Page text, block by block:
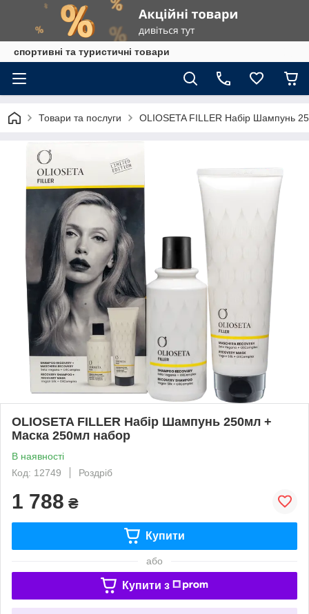
спортивні та туристичні товари
Товари та послуги OLIOSETA FILLER Набір Шампунь
OLIOSETA FILLER Набір Шампунь 250мл +
Маска 250мл набор
В наявності
Код: 12749
Роздріб
1 788 ₴
Купити
або
Купити з